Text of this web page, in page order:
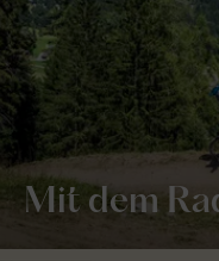
Mit dem